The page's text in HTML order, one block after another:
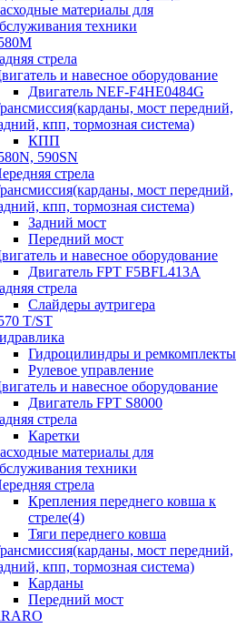
материалы для
техники
стрела
и навесное оборудование
Двигатель NEF-F4HE0484G
мост передний,
кпп, тормозная система)
КПП
590SN
стрела
мост передний,
кпп, тормозная система)
Задний мост
Передний мост
и навесное оборудование
Двигатель FPT F5BFL413A
стрела
Слайдеры аутригера
T/ST
Гидроцилиндры и ремкомплекты
Рулевое управление
и навесное оборудование
Двигатель FPT S8000
стрела
Каретки
материалы для
техники
стрела
Крепления переднего ковша к
стреле(4)
Тяги переднего ковша
мост передний,
кпп, тормозная система)
Карданы
Передний мост